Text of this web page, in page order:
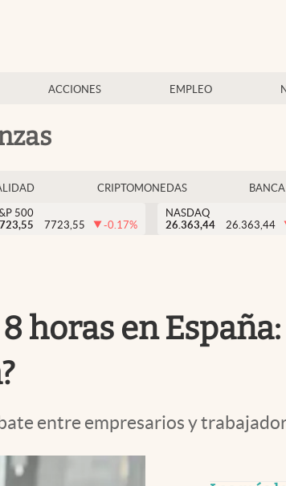
ACCIONES EMPLEO
CRIPTOMONEDAS BANCA
500
7723,55 -0.17%
NASDAQ
26.363,44
26.363,44
horas en
entre empresarios y